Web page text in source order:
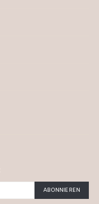
ABONNIEREN